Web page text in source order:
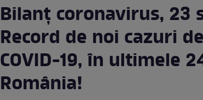
Bilanț coronavirus, 23
Record de noi cazuri
COVID-19, în ultimele
România!